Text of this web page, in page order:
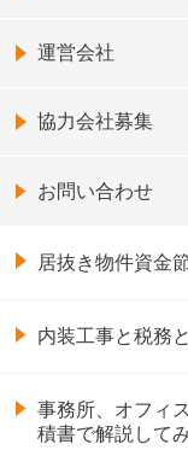
運営会社
協力会社募集
お問い合わせ
居抜き物件資金
内装工事と税務
事務所、オフィ
積書で解説して